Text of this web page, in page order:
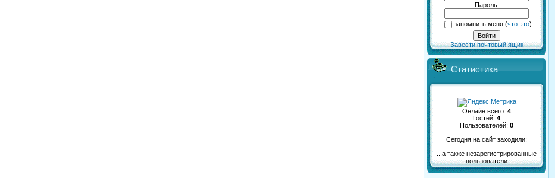
Пароль:
запомнить меня(что это)
Завести почтовый ящик
Статистика
Онлайн всего: 4
Гостей: 4
Пользователей: 0
Сегодня на сайт заходили:
...а также незарегистрированные
пользователи